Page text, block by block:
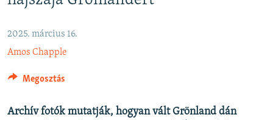
EURÓPAI UNIÓ
VILÁG
KLÍMAVÁLTOZÁS
A MÚLT TANULSÁGAI
KÖVESSEN MINKET!
2025. március 16.
Amos Chapple
Megosztás
Archív fotók mutatják, hogyan vált Grönland dán